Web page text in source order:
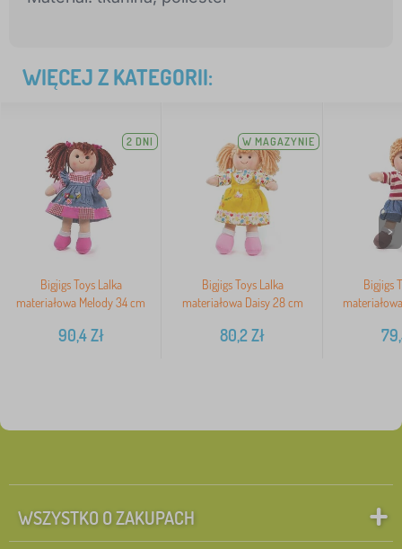
WIĘCEJ Z KATEGORII:
2 DNI
Bigjigs Toys Lalka
materiałowa Melody 34 cm
90,4Zł
W MAGAZYNIE
Bigjigs Toys Lalka
materiałowa Daisy 28 cm
80,2Zł
Bigjigs
>
WSZYSTKO O ZAKUPACH